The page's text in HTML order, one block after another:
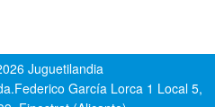
Juguetilandia
García Lorca 1 Local 5,